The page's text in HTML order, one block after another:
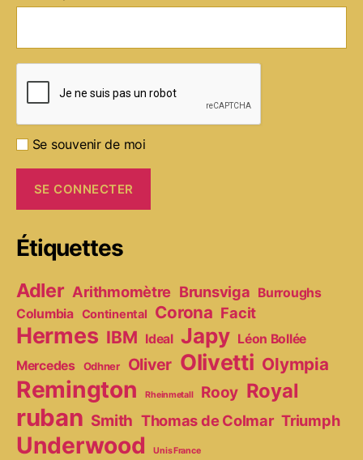
Se souvenir de moi
Étiquettes
Adler Arithmomètre Brunsviga Burroughs
Columbia Continental Corona Facit
Hermes IBM Ideal Japy Léon Bollée
Mercedes
Odhner Oliver Olivetti Olympia
Remington Rheinmetall Rooy Royal
ruban Smith Thomas de Colmar Triumph
Underwood Unis France